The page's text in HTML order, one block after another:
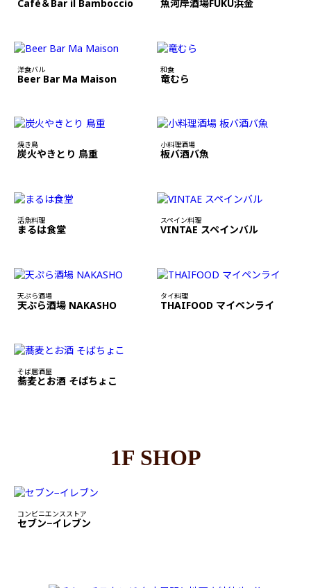
Cafè＆Bar il Bamboccio 魚河岸酒場FUKU浜金
洋食バル
Beer Bar Ma Maison
和食
竜むら
焼き鳥
炭火やきとり 鳥重
小料理酒場
板バ酒バ魚
活魚料理
まるは食堂
スペイン料理
VINTAE スペインバル
天ぷら酒場
天ぷら酒場 NAKASHO
タイ料理
THAIFOOD マイペンライ
そば居酒屋
蕎麦とお酒 そばちょこ
1F SHOP
コンビニエンスストア
セブン−イレブン